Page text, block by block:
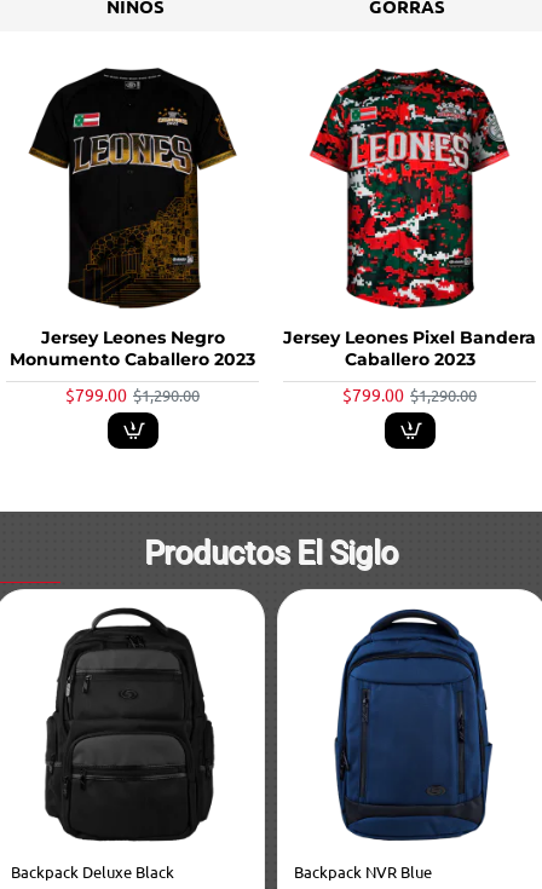
NIÑOS GORRAS
-38%
Jersey Leones Negro
Monumento Caballero 2023
$799.00 $1,290.00
-38%
Jersey Leones Pixel Bandera
Caballero 2023
$799.00 $1,290.00
Productos El Siglo
Backpack Deluxe Black Backpack NVR Blue